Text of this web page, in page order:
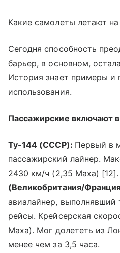
Какие самолеты летают на
Сегодня способность
барьер, в основном,
История знает примеры и
использования.
Пассажирские включают
Ту-144 (СССР): Первый в
пассажирский лайнер.
2430 км/ч (2,35 Маха)
(Великобритания/
авиалайнер, выполнявший
рейсы. Крейсерская
Маха). Мог долететь из
менее чем за 3,5 часа.